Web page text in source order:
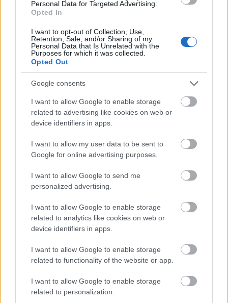
Personal Data for Targeted Advertising.
Opted In
I want to opt-out of Collection, Use,
Retention, Sale, and/or Sharing of my
Personal Data that Is Unrelated with the
Purposes for which it was collected.
Opted Out
Google consents
I want to allow Google to enable storage
related to advertising like cookies on web or
device identifiers in apps.
I want to allow my user data to be sent to
Google for online advertising purposes.
I want to allow Google to send me
personalized advertising.
I want to allow Google to enable storage
related to analytics like cookies on web or
device identifiers in apps.
I want to allow Google to enable storage
related to functionality of the website or app.
I want to allow Google to enable storage
related to personalization.
a telefont, megnézni hogy mit mond a GPS, mind a két
esetben 1,7 kilométerre voltam a csúcstól, a
harmadikban, már 2,7-re… gyanús!
Aztán a zöld kereszt becsatlakozott a sárga sávba, és
elindult lefelé, a sárga sáv meg felfelé… sárga sáv
nincs az itinerben, de a tábla ugye azt mutatja, hogy
azon három kilométer a kilátó. Arra mentem. Sajnos a
sárga sáv némelyik jelzése olyan trehányul van festve,
hogy az ember könnyen behívónak nézi, így még
tettem néhány felesleges párszáz métert.